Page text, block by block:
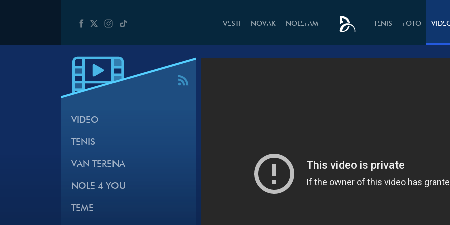
VESTI NOVAK NOLEFAM TENIS FOTO
VIDEO
TENIS
VAN TERENA
NOLE 4 YOU
TEME